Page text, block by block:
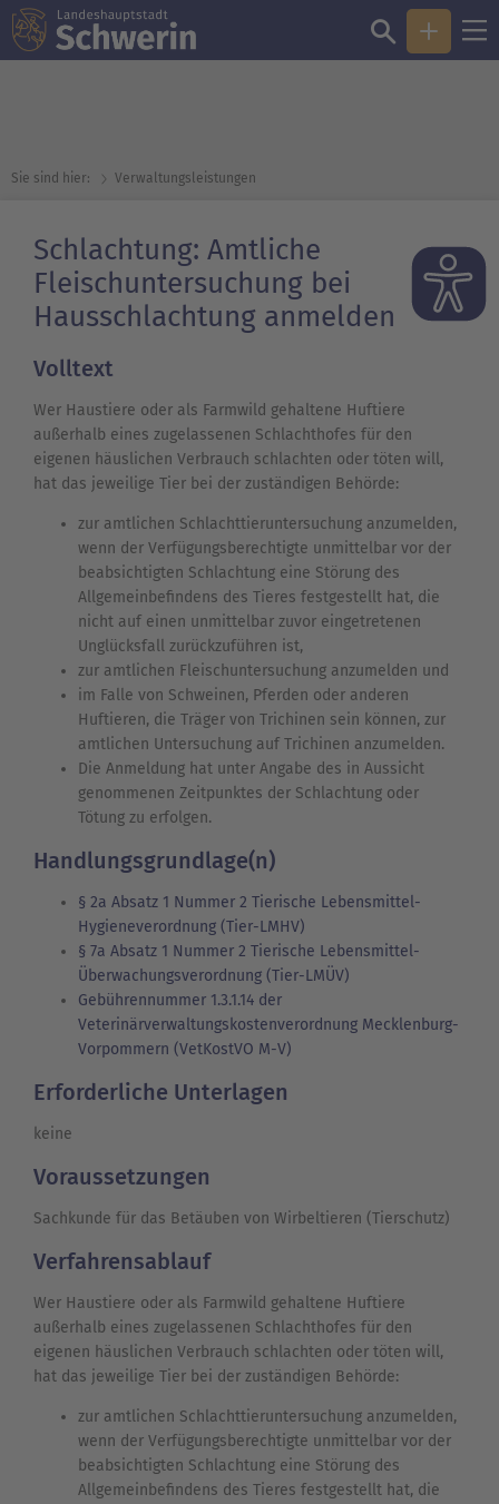
Sie sind hier: Verwaltungsleistungen
Schlachtung: Amtliche
Fleischuntersuchung bei
Hausschlachtung anmelden
Volltext
Wer Haustiere oder als Farmwild gehaltene Huftiere
außerhalb eines zugelassenen Schlachthofes für den
eigenen häuslichen Verbrauch schlachten oder töten will,
hat das jeweilige Tier bei der zuständigen Behörde:
zur amtlichen Schlachttieruntersuchung anzumelden,
wenn der Verfügungsberechtigte unmittelbar vor der
beabsichtigten Schlachtung eine Störung des
Allgemeinbefindens des Tieres festgestellt hat, die
nicht auf einen unmittelbar zuvor eingetretenen
Unglücksfall zurückzuführen ist,
zur amtlichen Fleischuntersuchung anzumelden und
im Falle von Schweinen, Pferden oder anderen
Huftieren, die Träger von Trichinen sein können, zur
amtlichen Untersuchung auf Trichinen anzumelden.
Die Anmeldung hat unter Angabe des in Aussicht
genommenen Zeitpunktes der Schlachtung oder
Tötung zu erfolgen.
Handlungsgrundlage(n)
§ 2a Absatz 1 Nummer 2 Tierische Lebensmittel-
Hygieneverordnung (Tier-LMHV)
§ 7a Absatz 1 Nummer 2 Tierische Lebensmittel-
Überwachungsverordnung (Tier-LMÜV)
Gebührennummer 1.3.1.14 der
Veterinärverwaltungskostenverordnung Mecklenburg-
Vorpommern (VetKostVO M-V)
Erforderliche Unterlagen
keine
Voraussetzungen
Sachkunde für das Betäuben von Wirbeltieren (Tierschutz)
Verfahrensablauf
Wer Haustiere oder als Farmwild gehaltene Huftiere
außerhalb eines zugelassenen Schlachthofes für den
eigenen häuslichen Verbrauch schlachten oder töten will,
hat das jeweilige Tier bei der zuständigen Behörde:
zur amtlichen Schlachttieruntersuchung anzumelden,
wenn der Verfügungsberechtigte unmittelbar vor der
beabsichtigten Schlachtung eine Störung des
Allgemeinbefindens des Tieres festgestellt hat, die